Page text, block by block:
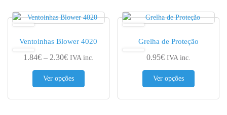
Ventoinhas Blower 4020
1.84€ – 2.30€Price range: 1.84€ through 2.30€
IVA inc.
Ver opções
This product has multiple variants. The options
Grelha de Proteção
0.95€ IVA inc.
Ver opções
This